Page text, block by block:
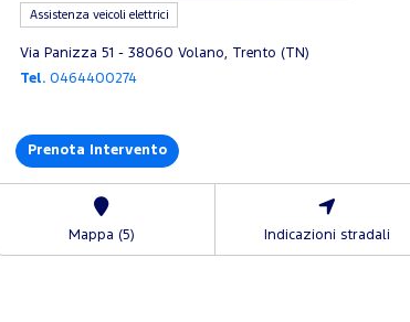
Assistenza veicoli elettrici
Via Panizza 51 - 38060 Volano, Trento (TN)
Tel. 0464400274
Prenota Intervento
Mappa (5) Indicazioni stradali